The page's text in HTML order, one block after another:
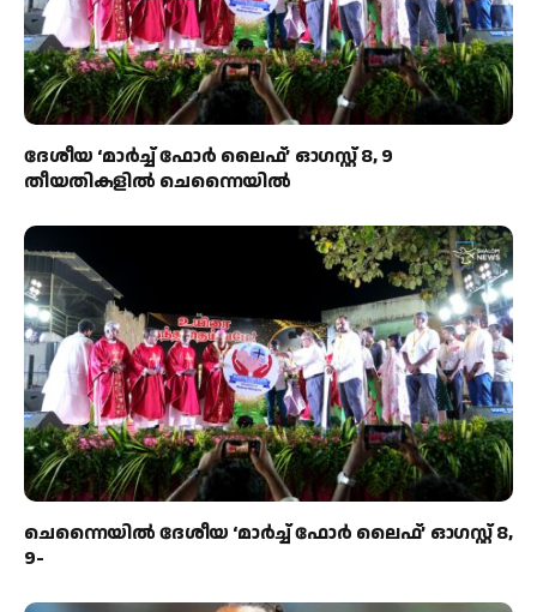
ദേശീയ ‘മാർച്ച് ഫോർ ലൈഫ്’ ഓഗസ്റ്റ് 8, 9
തീയതികളിൽ ചെന്നൈയിൽ
ചെന്നൈയിൽ ദേശീയ ‘മാർച്ച് ഫോർ ലൈഫ്’ ഓഗസ്റ്റ് 8,
9-